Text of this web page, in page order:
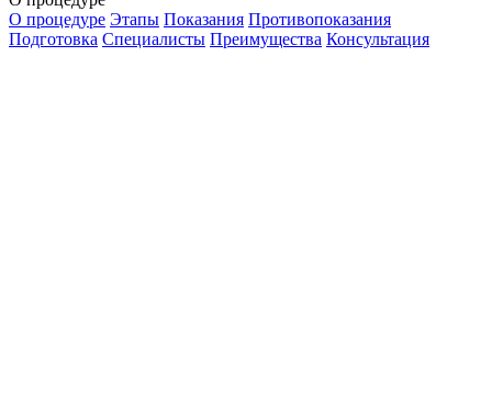
О процедуре Этапы Показания Противопоказания
Подготовка Специалисты Преимущества Консультация